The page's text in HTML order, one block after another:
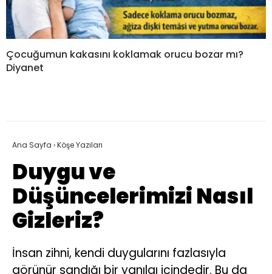
Çocuğumun kakasını koklamak orucu bozar mı?
Diyanet
Ana Sayfa ›Köşe Yazıları
Duygu ve
Düşüncelerimizi Nasıl
Gizleriz?
İnsan zihni, kendi duygularını fazlasıyla
görünür sandığı bir yanılgı içindedir. Bu da